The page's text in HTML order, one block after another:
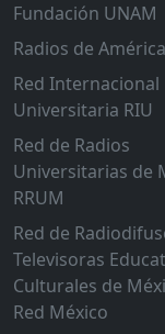
Fundación UNAM
Radios de América
Red Internacional
Universitaria RIU
Red de Radios
Universitarias de
RRUM
Red de
Televisoras
Culturales de
Red México